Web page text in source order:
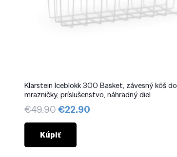
Klarstein Iceblokk 300 Basket, závesný kôš do
mrazničky, príslušenstvo, náhradný diel
€49.90Pôvodná
cena
bola:
€49.90.
€22.90Aktuálna
Kúpiť